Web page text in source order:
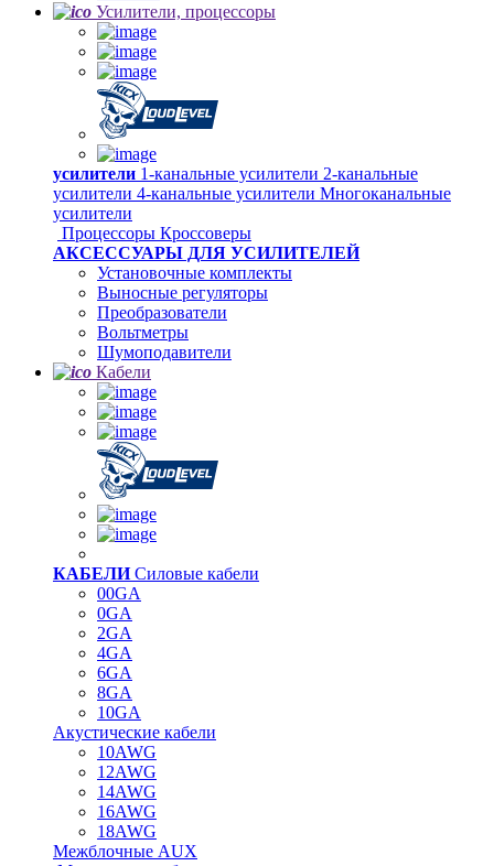
Усилители, процессоры
усилители 1-канальные усилители 2-канальные
усилители 4-канальные усилители Многоканальные
усилители
Процессоры Кроссоверы
АКСЕССУАРЫ ДЛЯ УСИЛИТЕЛЕЙ
Установочные комплекты
Выносные регуляторы
Преобразователи
Вольтметры
Шумоподавители
Кабели
КАБЕЛИСиловые кабели
00GA
0GA
2GA
4GA
6GA
8GA
10GA
Акустические кабели
10AWG
12AWG
14AWG
16AWG
18AWG
Межблочные AUX